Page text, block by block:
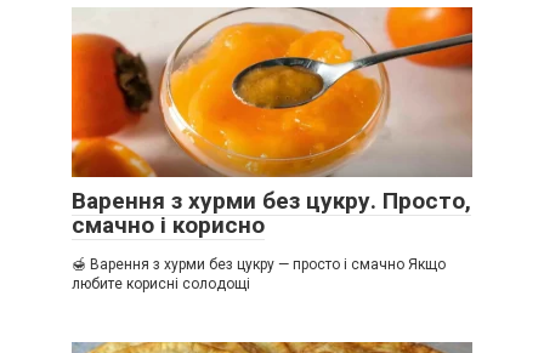
Варення з хурми без цукру. Просто,
смачно і корисно
🍯 Варення з хурми без цукру — просто і смачно Якщо
любите корисні солодощі